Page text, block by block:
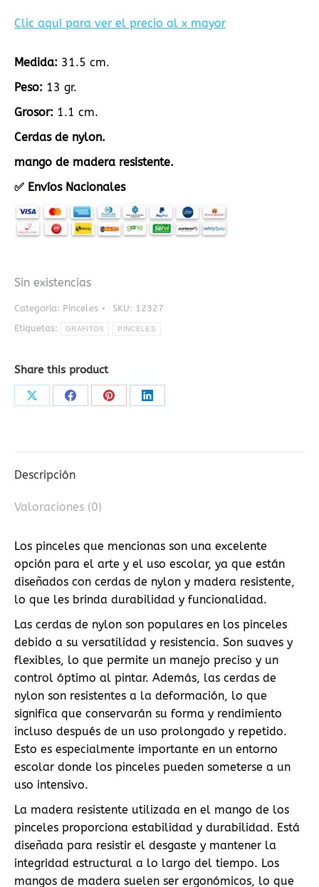
Clic aquí para ver el precio al x mayor
Medida: 31.5 cm.
Peso: 13 gr.
Grosor: 1.1 cm.
Cerdas de nylon.
mango de madera resistente.
✅ Envíos Nacionales
Sin existencias
Categoría: Pinceles SKU: 12327
Etiquetas:
GRAFITOS PINCELES
Share this product
Share Share Share Share
Descripción
Valoraciones (0)
Los pinceles que mencionas son una excelente
opción para el arte y el uso escolar, ya que están
diseñados con cerdas de nylon y madera resistente,
lo que les brinda durabilidad y funcionalidad.
Las cerdas de nylon son populares en los pinceles
debido a su versatilidad y resistencia. Son suaves y
flexibles, lo que permite un manejo preciso y un
control óptimo al pintar. Además, las cerdas de
nylon son resistentes a la deformación, lo que
significa que conservarán su forma y rendimiento
incluso después de un uso prolongado y repetido.
Esto es especialmente importante en un entorno
escolar donde los pinceles pueden someterse a un
uso intensivo.
La madera resistente utilizada en el mango de los
pinceles proporciona estabilidad y durabilidad. Está
diseñada para resistir el desgaste y mantener la
integridad estructural a lo largo del tiempo. Los
mangos de madera suelen ser ergonómicos, lo que